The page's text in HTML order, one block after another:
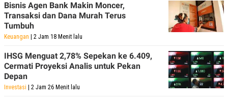
Bisnis Agen Bank Makin Moncer,
Transaksi dan Dana Murah Terus
Tumbuh
Keuangan | 2 Jam 18 Menit lalu
IHSG Menguat 2,78% Sepekan ke 6.409,
Cermati Proyeksi Analis untuk Pekan
Depan
Investasi | 2 Jam 26 Menit lalu